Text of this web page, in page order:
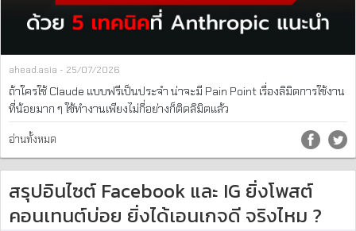
ahead.asia - 25/07/2026
ถ้าใครใช้ Claude แบบฟรีเป็นประจำ น่าจะมี Pain Point เรื่องลิมิตการใช้งาน
ที่น้อยมาก ๆ ใช้ทำงานเพียงไม่กี่อย่างก็ติดลิมิตแล้ว
อ่านทั้งหมด
สรุปอินไซต์ Facebook และ IG ยิ่งโพสต์
คอนเทนต์บ่อย ยิ่งได้เอนเกจดี จริงไหม ?